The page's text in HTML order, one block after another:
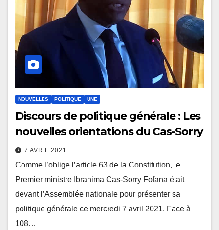
NOUVELLES POLITIQUE UNE
Discours de politique générale : Les
nouvelles orientations du Cas-Sorry
7 AVRIL 2021
Comme l’oblige l’article 63 de la Constitution, le
Premier ministre Ibrahima Cas-Sorry Fofana était
devant l’Assemblée nationale pour présenter sa
politique générale ce mercredi 7 avril 2021. Face à
108…